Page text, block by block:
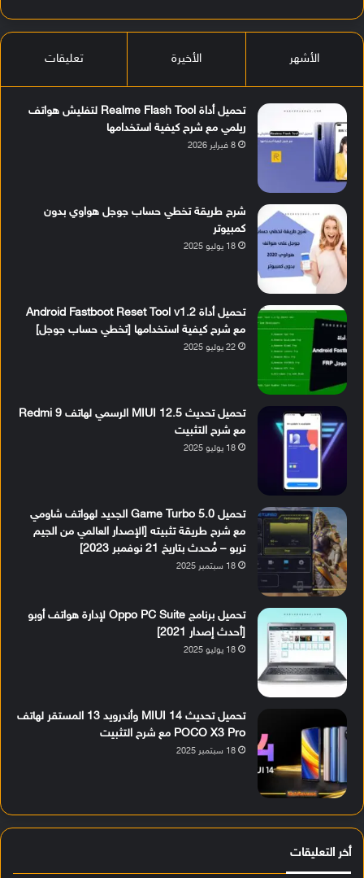
الأشهر الأخيرة تعليقات
تحميل أداة Realme Flash Tool لتفليش هواتف
ريلمي مع شرح كيفية استخدامها
8 فبراير 2026
شرح طريقة تخطي حساب جوجل هواوي بدون
كمبيوتر
18 يوليو 2025
تحميل أداة Android Fastboot Reset Tool v1.2
مع شرح كيفية استخدامها [تخطي حساب جوجل]
22 يوليو 2025
تحميل تحديث MIUI 12.5 الرسمي لهاتف Redmi 9
مع شرح التثبيت
18 يوليو 2025
تحميل Game Turbo 5.0 الجديد لهواتف شاومي
مع شرح طريقة تثبيته [الإصدار العالمي من الجيم
تربو – مُحدث بتاريخ 21 نوفمبر 2023]
18 سبتمبر 2025
تحميل برنامج Oppo PC Suite لإدارة هواتف أوبو
[أحدث إصدار 2021]
18 يوليو 2025
تحميل تحديث MIUI 14 وأندرويد 13 المستقر لهاتف
POCO X3 Pro مع شرح التثبيت
18 سبتمبر 2025
أخر التعليقات